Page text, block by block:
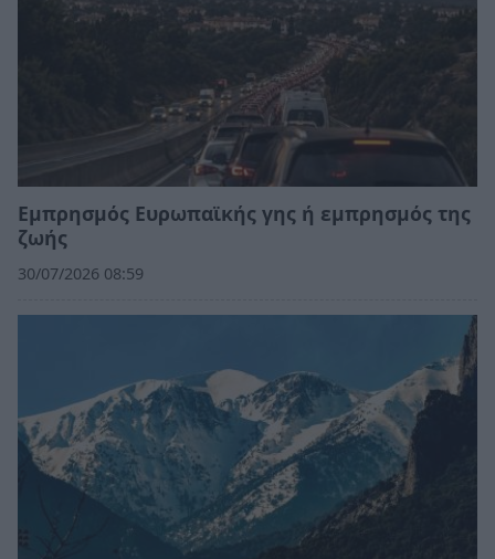
Εμπρησμός Ευρωπαϊκής γης ή εμπρησμός της
ζωής
30/07/2026 08:59